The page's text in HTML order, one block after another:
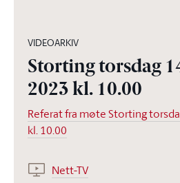
VIDEOARKIV
Storting torsdag
2023 kl. 10.00
Referat fra møte Storting
kl. 10.00
Nett-TV